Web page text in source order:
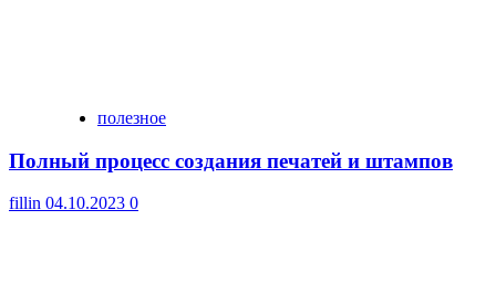
полезное
Полный процесс создания печатей и штампов
fillin 04.10.2023 0